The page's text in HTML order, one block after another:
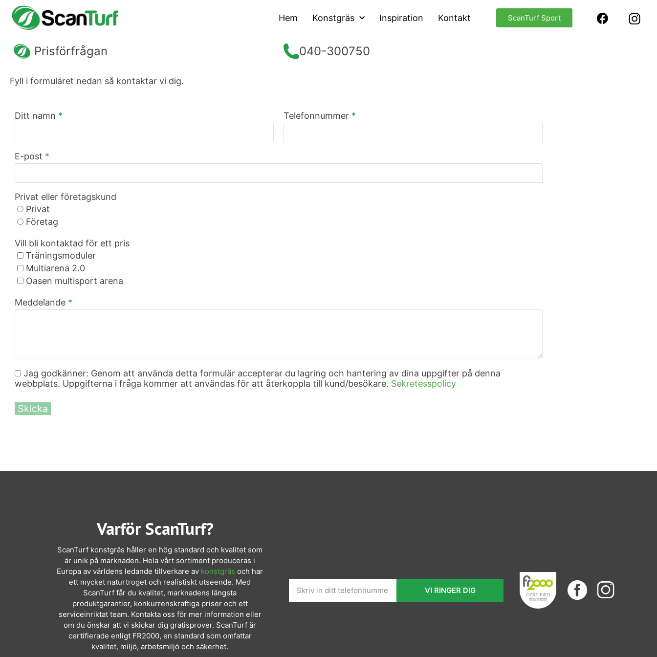
Hem Konstgräs Inspiration Kontakt ScanTurf Sport
Prisförfrågan 040-300750
Fyll i formuläret nedan så kontaktar vi dig.
Ditt namn * Telefonnummer *
E-post *
Privat eller företagskund
Privat
Företag
Vill bli kontaktad för ett pris
Träningsmoduler
Multiarena 2.0
Oasen multisport arena
Meddelande *
Jag godkänner: Genom att använda detta formulär accepterar du lagring och hantering av dina uppgifter på denna
webbplats. Uppgifterna i fråga kommer att användas för att återkoppla till kund/besökare. Sekretesspolicy
Skicka
Varför ScanTurf?
ScanTurf konstgräs håller en hög standard och kvalitet som
är unik på marknaden. Hela vårt sortiment produceras i
Europa av världens ledande tillverkare av konstgräs och har
ett mycket naturtroget och realistiskt utseende. Med
ScanTurf får du kvalitet, marknadens längsta
produktgarantier, konkurrenskraftiga priser och ett
serviceinriktat team. Kontakta oss för mer information eller
om du önskar att vi skickar dig gratisprover. ScanTurf är
certifierade enligt FR2000, en standard som omfattar
kvalitet, miljö, arbetsmiljö och säkerhet.
VI RINGER DIG